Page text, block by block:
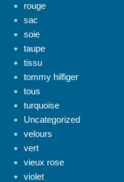
rouge
sac
soie
taupe
tissu
tommy hilfiger
tous
turquoise
Uncategorized
velours
vert
vieux rose
violet